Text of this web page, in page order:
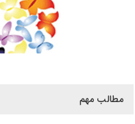
مطالب مهم